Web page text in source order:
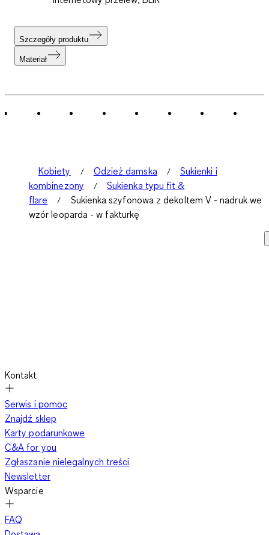
Szczegóły produktu
Materiał
Kobiety Odzież damska
Sukienki i
kombinezony
Sukienka typu fit &
flare
Sukienka szyfonowa z dekoltem V - nadruk we
wzór leoparda - w fakturkę
Kontakt
Serwis i pomoc
Znajdź sklep
Karty podarunkowe
C&A for you
Zgłaszanie nielegalnych treści
Newsletter
Wsparcie
FAQ